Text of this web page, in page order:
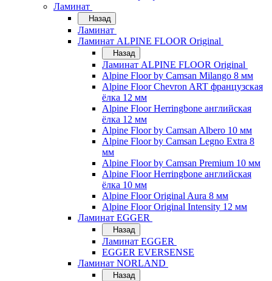
Ламинат
Назад
Ламинат
Ламинат ALPINE FLOOR Original
Назад
Ламинат ALPINE FLOOR Original
Alpine Floor by Camsan Milango 8 мм
Alpine Floor Chevron ART французская
ёлка 12 мм
Alpine Floor Herringbone английская
ёлка 12 мм
Alpine Floor by Camsan Albero 10 мм
Alpine Floor by Camsan Legno Extra 8
мм
Alpine Floor by Camsan Premium 10 мм
Alpine Floor Herringbone английская
ёлка 10 мм
Alpine Floor Original Aura 8 мм
Alpine Floor Original Intensity 12 мм
Ламинат EGGER
Назад
Ламинат EGGER
EGGER EVERSENSE
Ламинат NORLAND
Назад